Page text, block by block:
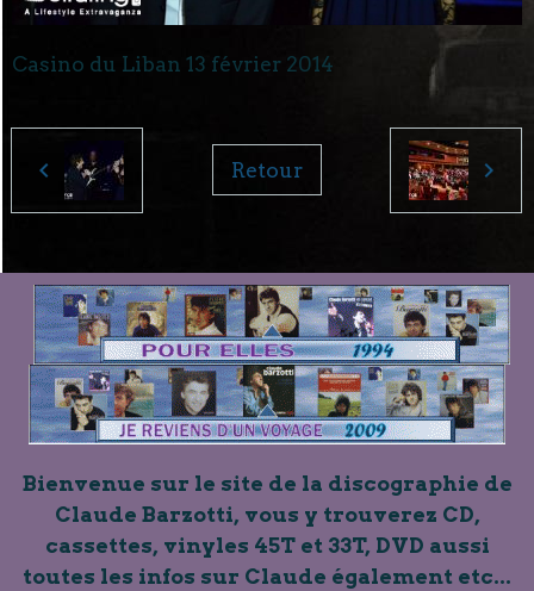
Casino du Liban 13 février 2014
Retour
Bienvenue sur le site de la discographie de
Claude Barzotti, vous y trouverez CD,
cassettes, vinyles 45T et 33T, DVD aussi
toutes les infos sur Claude également etc...